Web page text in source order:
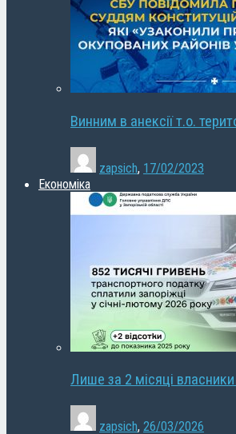
Винним в анексії т.о.
zapsich, 17/02/2023
Економіка
Лише за 2 місяці власники
zapsich, 26/03/2026